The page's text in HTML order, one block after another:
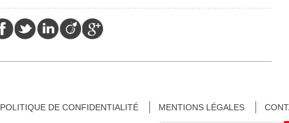
POLITIQUE DE CONFIDENTIALITÉ MENTIONS LÉGALES